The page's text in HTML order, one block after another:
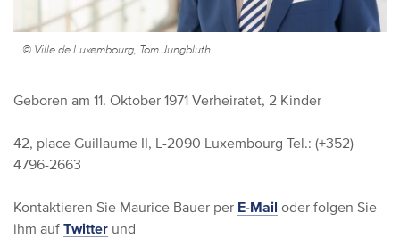
© Ville de Luxembourg, Tom Jungbluth
Geboren am 11. Oktober 1971 Verheiratet, 2 Kinder
42, place Guillaume II, L-2090 Luxembourg Tel.: (+352)
4796-2663
Kontaktieren Sie Maurice Bauer per E-Mail oder folgen Sie
ihm auf Twitter und